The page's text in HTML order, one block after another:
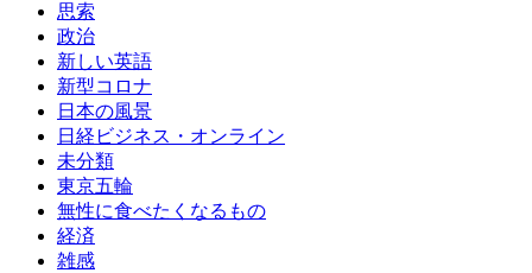
思索
政治
新しい英語
新型コロナ
日本の風景
日経ビジネス・オンライン
未分類
東京五輪
無性に食べたくなるもの
経済
雑感